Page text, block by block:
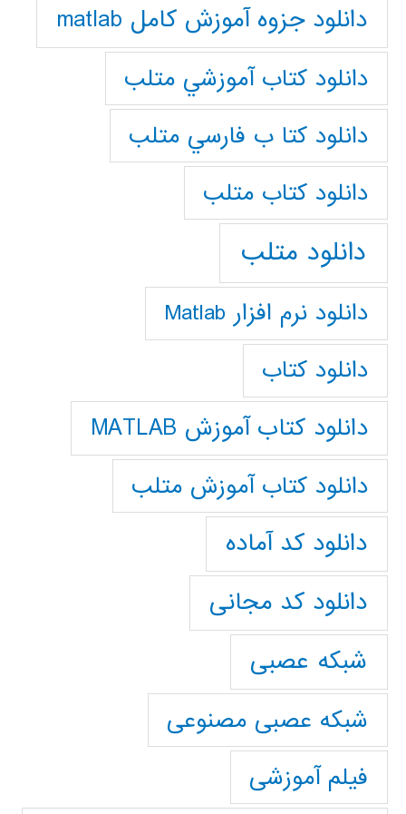
دانلود جزوه آموزش کامل matlab
دانلود كتاب آموزشي متلب
دانلود كتا ب فارسي متلب
دانلود كتاب متلب
دانلود متلب
دانلود نرم افزار Matlab
دانلود کتاب
دانلود کتاب آموزش MATLAB
دانلود کتاب آموزش متلب
دانلود کد آماده
دانلود کد مجانی
شبکه عصبی
شبکه عصبی مصنوعی
فیلم آموزشی